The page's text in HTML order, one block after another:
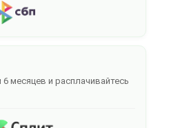
6 месяцев и расплачивайтесь